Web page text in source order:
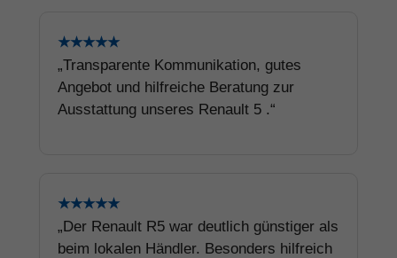
★★★★★
„Transparente Kommunikation, gutes
Angebot und hilfreiche Beratung zur
Ausstattung unseres Renault 5 .“
★★★★★
„Der Renault R5 war deutlich günstiger als
beim lokalen Händler. Besonders hilfreich